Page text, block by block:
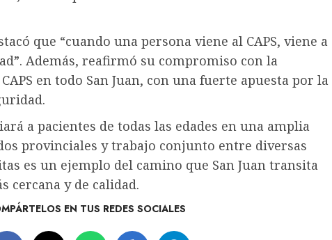
que “cuando una persona viene al CAPS, viene a
Además, reafirmó su compromiso con la
en todo San Juan, con una fuerte apuesta por la
a pacientes de todas las edades en una amplia
provinciales y trabajo conjunto entre diversas
es un ejemplo del camino que San Juan transita
cercana y de calidad.
EN TUS REDES SOCIALES